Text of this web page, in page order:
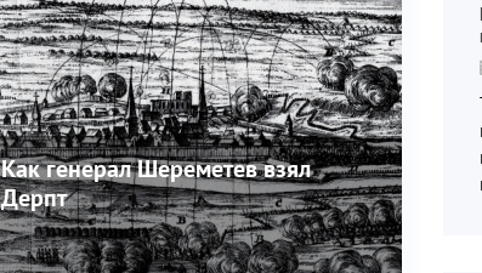
Как генерал Шереметев взял
Дерпт